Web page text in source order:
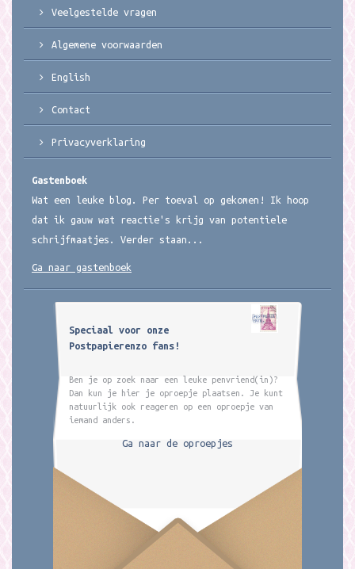
Veelgestelde vragen
Algemene voorwaarden
English
Contact
Privacyverklaring
Gastenboek
Wat een leuke blog. Per toeval op gekomen! Ik hoop
dat ik gauw wat reactie's krijg van potentiele
schrijfmaatjes. Verder staan...
Ga naar gastenboek
Speciaal voor onze
Postpapierenzo fans!
Ben je op zoek naar een leuke penvriend(in)?
Dan kun je hier je oproepje plaatsen. Je kunt
natuurlijk ook reageren op een oproepje van
iemand anders.
Ga naar de oproepjes